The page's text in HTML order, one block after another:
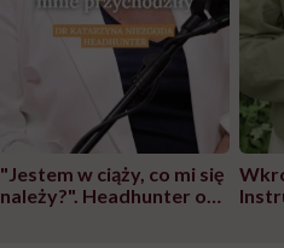
"Jestem w ciąży, co mi się
należy?". Headhunter o